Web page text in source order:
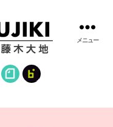
note fanclub
メニュー